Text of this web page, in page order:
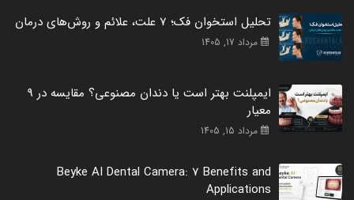
تحلیل استخوان فک؛ 7 علت، علائم و روش‌های درمان
مرداد 17, 1405
ایمپلنت بهتر است یا دندان مصنوعی؟ مقایسه در 9
معیار
مرداد 15, 1405
Beyke AI Dental Camera: 7 Benefits and
Applications